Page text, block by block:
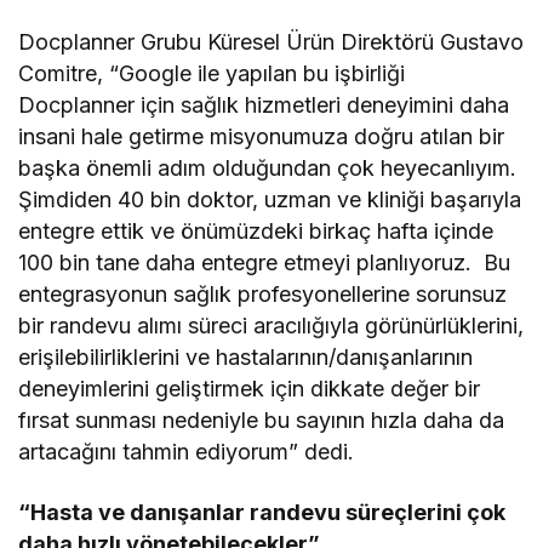
Docplanner Grubu Küresel Ürün Direktörü Gustavo
Comitre, “Google ile yapılan bu işbirliği
Docplanner için sağlık hizmetleri deneyimini daha
insani hale getirme misyonumuza doğru atılan bir
başka önemli adım olduğundan çok heyecanlıyım.
Şimdiden 40 bin doktor, uzman ve kliniği başarıyla
entegre ettik ve önümüzdeki birkaç hafta içinde
100 bin tane daha entegre etmeyi planlıyoruz. Bu
entegrasyonun sağlık profesyonellerine sorunsuz
bir randevu alımı süreci aracılığıyla görünürlüklerini,
erişilebilirliklerini ve hastalarının/danışanlarının
deneyimlerini geliştirmek için dikkate değer bir
fırsat sunması nedeniyle bu sayının hızla daha da
artacağını tahmin ediyorum” dedi.
“Hasta ve danışanlar randevu süreçlerini çok